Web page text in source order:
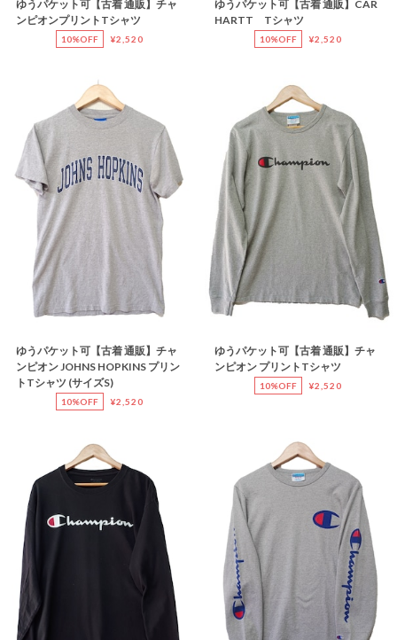
ゆうパケット可【古着 通販】チャ
ンピオンプリントTシャツ
10%OFF ¥2,520
ゆうパケット可【古着 通販】CAR
HARTT Tシャツ
10%OFF ¥2,520
ゆうパケット可【古着 通販】チャ
ンピオン JOHNS HOPKINS プリン
トTシャツ (サイズS)
10%OFF ¥2,520
ゆうパケット可【古着 通販】チャ
ンピオン プリントTシャツ
10%OFF ¥2,520